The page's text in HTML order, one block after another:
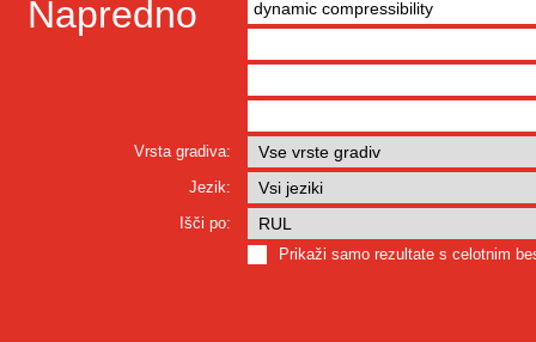
Napredno
Vrsta gradiva:
Jezik:
Išči po:
Prikaži samo rezultate s celotnim